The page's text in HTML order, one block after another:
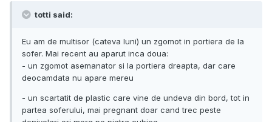
totti said:
Eu am de multisor (cateva luni) un zgomot in portiera de la
sofer. Mai recent au aparut inca doua:
- un zgomot asemanator si la portiera dreapta, dar care
deocamdata nu apare mereu
- un scartatit de plastic care vine de undeva din bord, tot in
partea soferului, mai pregnant doar cand trec peste